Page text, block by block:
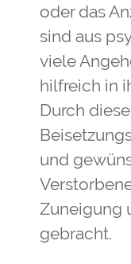
oder das
sind aus
viele
hilfreich in
Durch
und
Zuneigung
gebracht.